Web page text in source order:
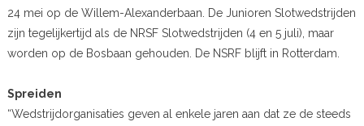
24 mei op de Willem-Alexanderbaan. De Junioren Slotwedstrijden
zijn tegelijkertijd als de NRSF Slotwedstrijden (4 en 5 juli), maar
worden op de Bosbaan gehouden. De NSRF blijft in Rotterdam.
Spreiden
“Wedstrijdorganisaties geven al enkele jaren aan dat ze de steeds